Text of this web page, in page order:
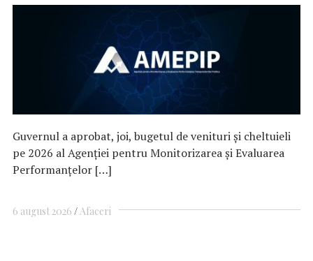
Guvernul a aprobat, joi, bugetul de venituri şi cheltuieli
pe 2026 al Agenţiei pentru Monitorizarea şi Evaluarea
Performanţelor […]
6 august 2026 Afaceri